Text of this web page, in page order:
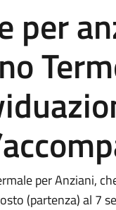
per
per Anziani,
(partenza) al 7